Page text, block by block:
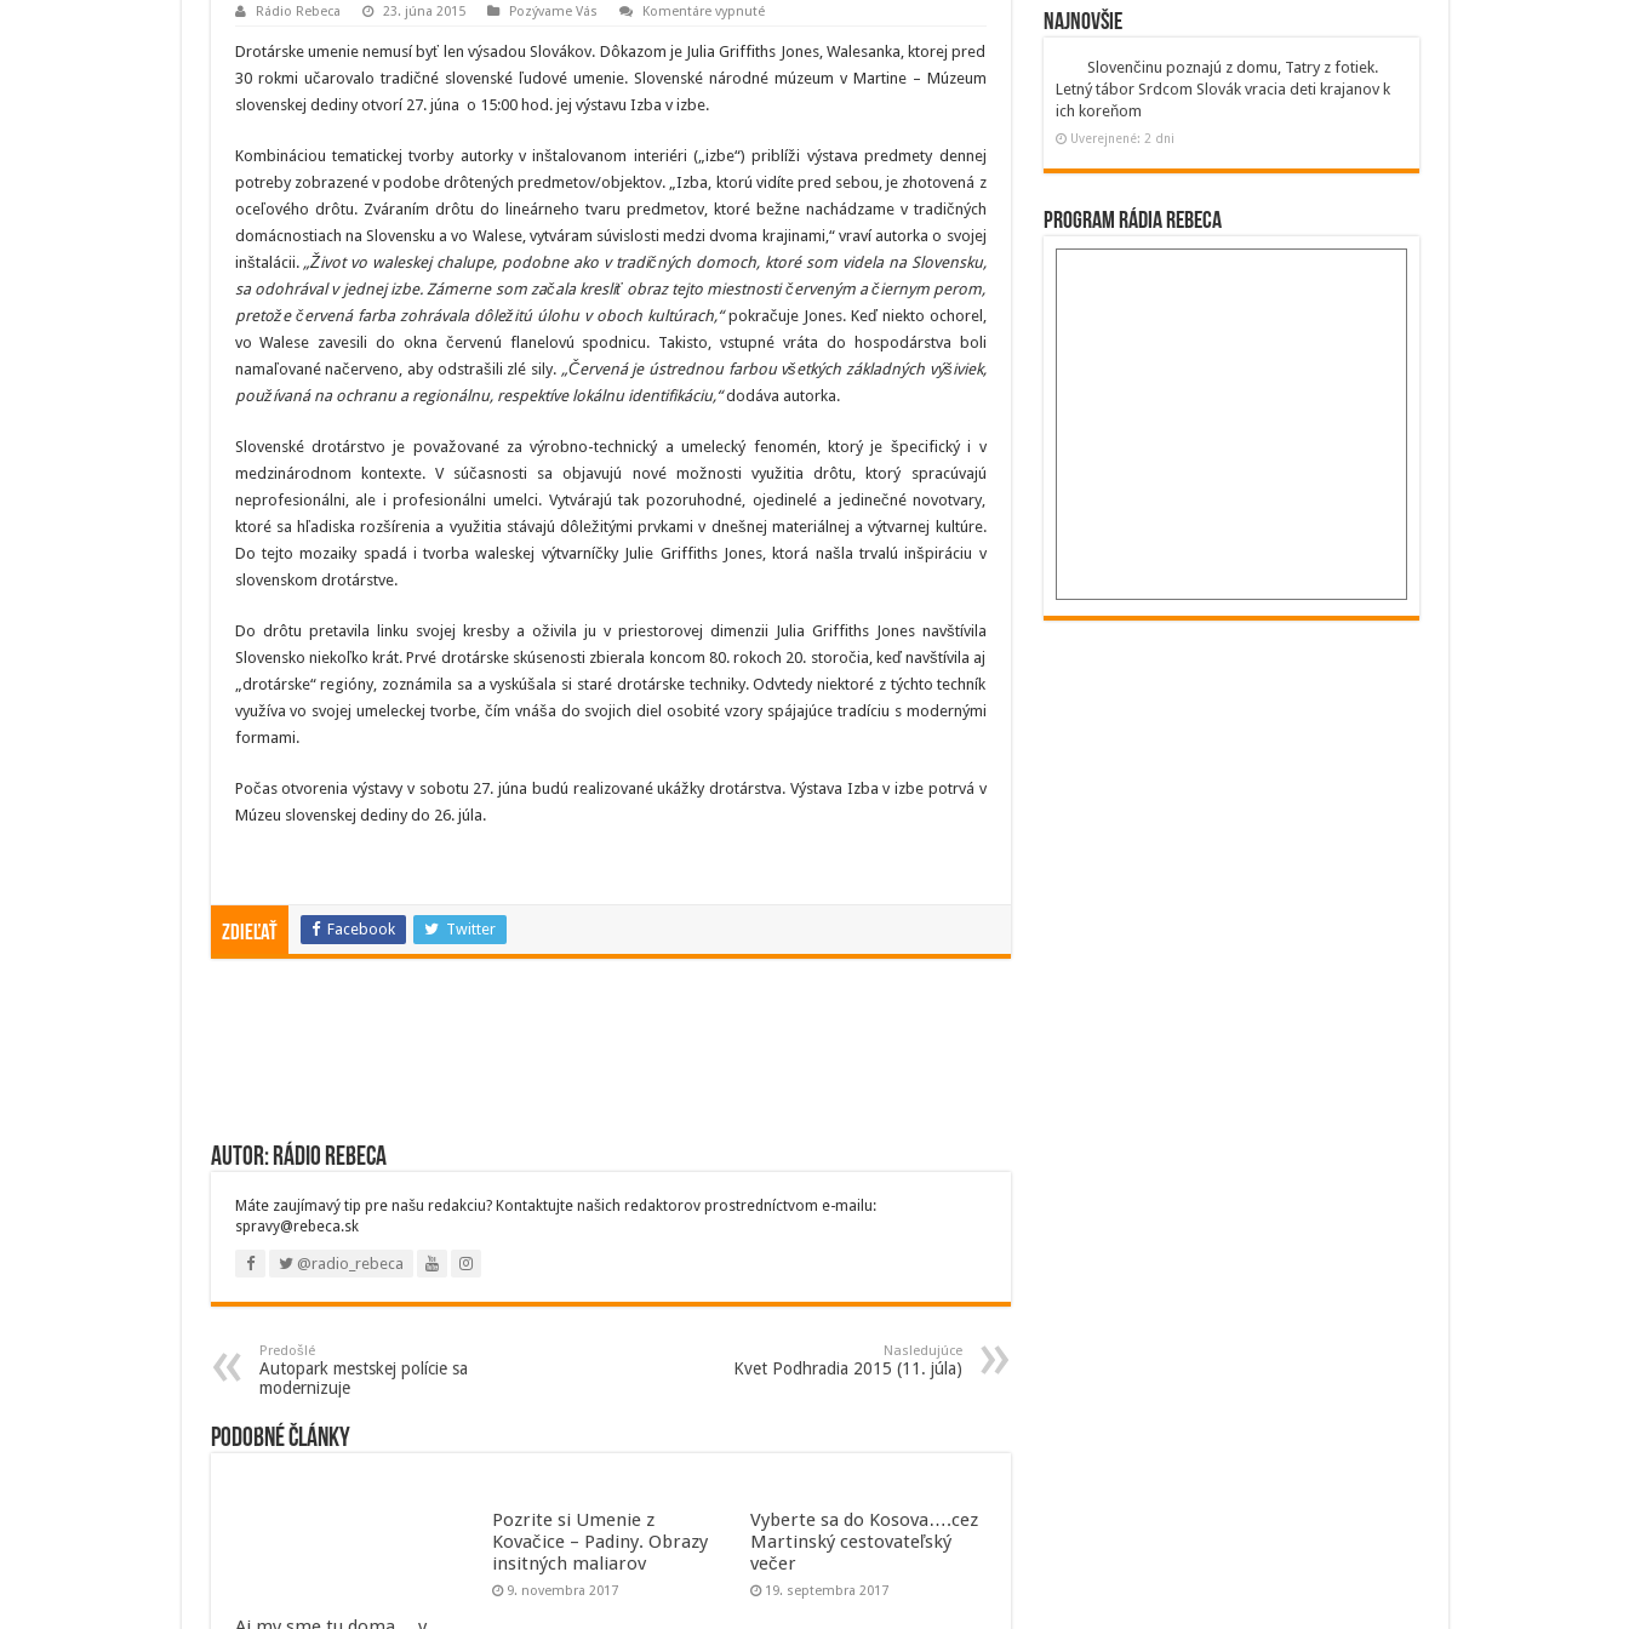
Rádio Rebeca 23. júna 2015 Pozývame Vás Komentáre vypnuténa
v
izbe
Drotárske umenie nemusí byť len výsadou Slovákov. Dôkazom je Julia Griffiths Jones, Walesanka, ktorej pred
30 rokmi učarovalo tradičné slovenské ľudové umenie. Slovenské národné múzeum v Martine – Múzeum
slovenskej dediny otvorí 27. júna o 15:00 hod. jej výstavu Izba v izbe.
Kombináciou tematickej tvorby autorky v inštalovanom interiéri („izbe“) priblíži výstava predmety dennej
potreby zobrazené v podobe drôtených predmetov/objektov. „Izba, ktorú vidíte pred sebou, je zhotovená z
oceľového drôtu. Zváraním drôtu do lineárneho tvaru predmetov, ktoré bežne nachádzame v tradičných
domácnostiach na Slovensku a vo Walese, vytváram súvislosti medzi dvoma krajinami,“ vraví autorka o svojej
inštalácii. „Život vo waleskej chalupe, podobne ako v tradičných domoch, ktoré som videla na Slovensku,
sa odohrával v jednej izbe. Zámerne som začala kresliť obraz tejto miestnosti červeným a čiernym perom,
pretože červená farba zohrávala dôležitú úlohu v oboch kultúrach,“pokračuje Jones. Keď niekto ochorel,
vo Walese zavesili do okna červenú flanelovú spodnicu. Takisto, vstupné vráta do hospodárstva boli
namaľované načerveno, aby odstrašili zlé sily. „Červená je ústrednou farbou všetkých základných výšiviek,
používaná na ochranu a regionálnu, respektíve lokálnu identifikáciu,“dodáva autorka.
Slovenské drotárstvo je považované za výrobno-technický a umelecký fenomén, ktorý je špecifický i v
medzinárodnom kontexte. V súčasnosti sa objavujú nové možnosti využitia drôtu, ktorý spracúvajú
neprofesionálni, ale i profesionálni umelci. Vytvárajú tak pozoruhodné, ojedinelé a jedinečné novotvary,
ktoré sa hľadiska rozšírenia a využitia stávajú dôležitými prvkami v dnešnej materiálnej a výtvarnej kultúre.
Do tejto mozaiky spadá i tvorba waleskej výtvarníčky Julie Griffiths Jones, ktorá našla trvalú inšpiráciu v
slovenskom drotárstve.
Do drôtu pretavila linku svojej kresby a oživila ju v priestorovej dimenzii Julia Griffiths Jones navštívila
Slovensko niekoľko krát. Prvé drotárske skúsenosti zbierala koncom 80. rokoch 20. storočia, keď navštívila aj
„drotárske“ regióny, zoznámila sa a vyskúšala si staré drotárske techniky. Odvtedy niektoré z týchto techník
využíva vo svojej umeleckej tvorbe, čím vnáša do svojich diel osobité vzory spájajúce tradíciu s modernými
formami.
Počas otvorenia výstavy v sobotu 27. júna budú realizované ukážky drotárstva. Výstava Izba v izbe potrvá v
Múzeu slovenskej dediny do 26. júla.
Zdieľať Facebook Twitter
Autor: Rádio Rebeca
Máte zaujímavý tip pre našu redakciu? Kontaktujte našich redaktorov prostredníctvom e-mailu:
spravy@rebeca.sk
@radio_rebeca
Predošlé
Autopark mestskej polície sa
modernizuje
Nasledujúce
Kvet Podhradia 2015 (11. júla)
Podobné články
Pozrite si Umenie z
Kovačice – Padiny. Obrazy
insitných maliarov
9. novembra 2017
Vyberte sa do Kosova….cez
Martinský cestovateľský
večer
19. septembra 2017
Najnovšie
Slovenčinu poznajú z domu, Tatry z fotiek.
Letný tábor Srdcom Slovák vracia deti krajanov k
ich koreňom
Uverejnené: 2 dni
Program Rádia Rebeca